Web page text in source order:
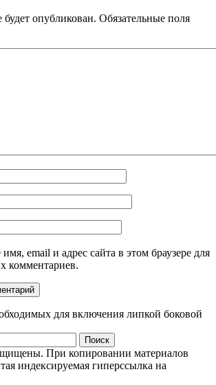
опубликован. Обязательные поля
email и адрес сайта в этом браузере для
комментариев.
для включения липкой боковой
При копировании материалов
индексируемая гиперссылка на